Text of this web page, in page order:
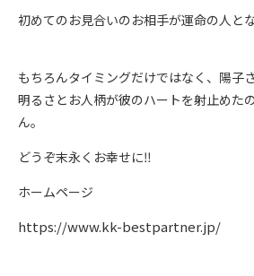
初めてのお見合いのお相手が運命の人と
もちろんタイミングだけではなく、陽子
明るさとお人柄が彼のハートを射止めた
ん。
どうぞ末永くお幸せに‼
ホームページ
https://www.kk-bestpartner.jp/